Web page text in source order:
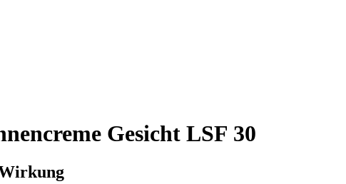
Gesicht LSF 30